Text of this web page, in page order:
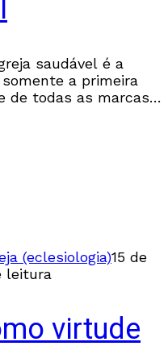
saudável é a
a primeira
de todas as marcas,
(eclesiologia)15 de
leitura
virtude